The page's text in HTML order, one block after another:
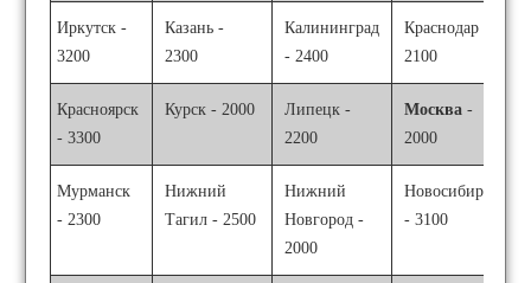
Иркутск -
3200
Казань -
2300
Калининград
- 2400
Краснодар -
2100
Красноярск
- 3300
Курск - 2000
Липецк -
2200
Москва -
2000
Мурманск
- 2300
Нижний
Тагил - 2500
Нижний
Новгород -
2000
Новосибирск
- 3100